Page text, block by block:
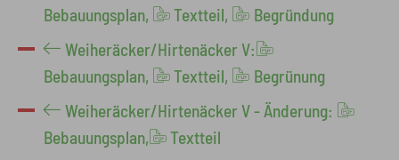
Bebauungsplan,
Textteil,
​​​​​​​Begründung
Weiheräcker/Hirtenäcker V:
Bebauungsplan,
Textteil,
Begrünung
Weiheräcker/Hirtenäcker V - Änderung:
Bebauungsplan,
Textteil